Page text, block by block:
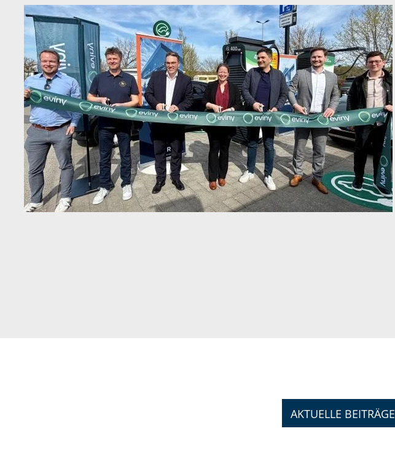
AKTUELLE BEITRÄGE